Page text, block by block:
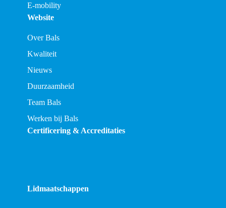
E-mobility
Website
Over Bals
Kwaliteit
Nieuws
Duurzaamheid
Team Bals
Werken bij Bals
Certificering & Accreditaties
Lidmaatschappen